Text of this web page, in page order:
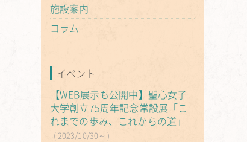
施設案内
コラム
イベント
【WEB展示も公開中】聖心女子
大学創立75周年記念常設展「こ
れまでの歩み、これからの道」
2023/10/30～